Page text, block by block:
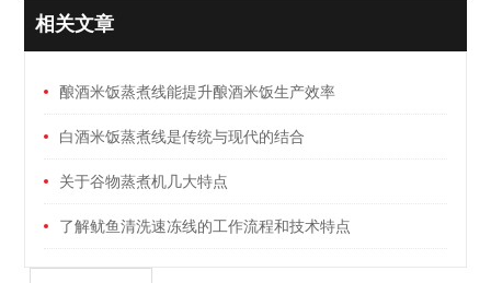
相关文章
酿酒米饭蒸煮线能提升酿酒米饭生产效率
白酒米饭蒸煮线是传统与现代的结合
关于谷物蒸煮机几大特点
了解鱿鱼清洗速冻线的工作流程和技术特点